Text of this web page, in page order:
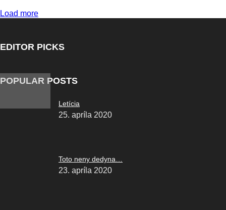
Load more
EDITOR PICKS
POPULAR POSTS
Letícia
25. apríla 2020
Toto neny dedyna…
23. apríla 2020